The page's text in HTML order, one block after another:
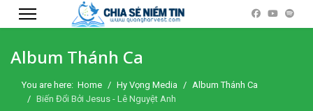
Album Thánh Ca
You are here: Home Hy Vọng Media
Album Thánh Ca
Biến Đổi Bởi Jesus - Lê Nguyệt Anh